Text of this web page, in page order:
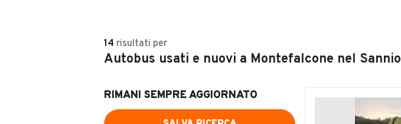
14 risultati per
Autobus usati e nuovi a Montefalcone nel Sannio
RIMANI SEMPRE AGGIORNATO